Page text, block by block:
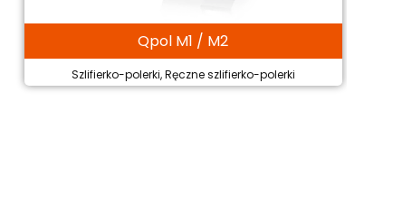
Qpol M1 / M2
Szlifierko-polerki, Ręczne szlifierko-polerki